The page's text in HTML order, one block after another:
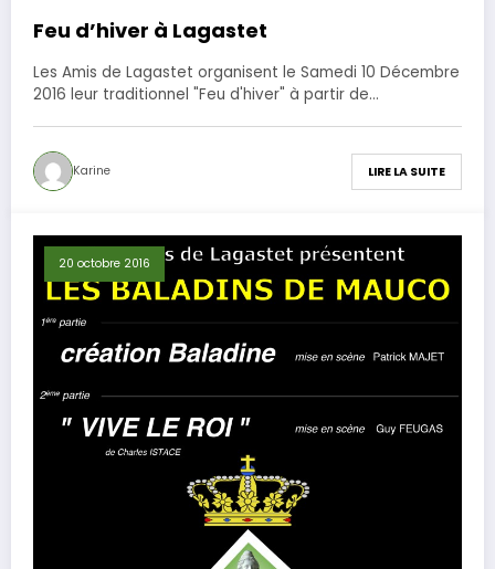
Feu d’hiver à Lagastet
Les Amis de Lagastet organisent le Samedi 10 Décembre
2016 leur traditionnel "Feu d'hiver" à partir de…
Karine LIRE LA SUITE
20 octobre 2016